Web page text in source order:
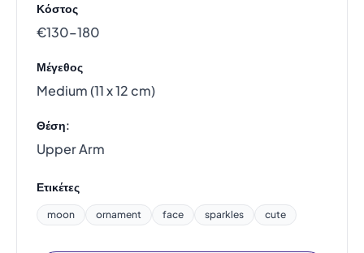
Κόστος
€130–180
Μέγεθος
Medium (11 x 12 cm)
Θέση:
Upper Arm
Ετικέτες
moon ornament face sparkles cute